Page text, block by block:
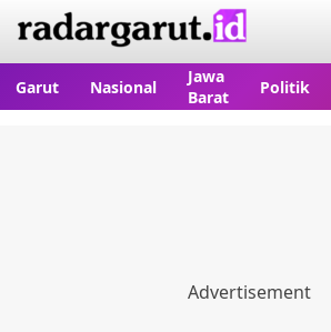
Garut Nasional
Jawa
Barat
Politik